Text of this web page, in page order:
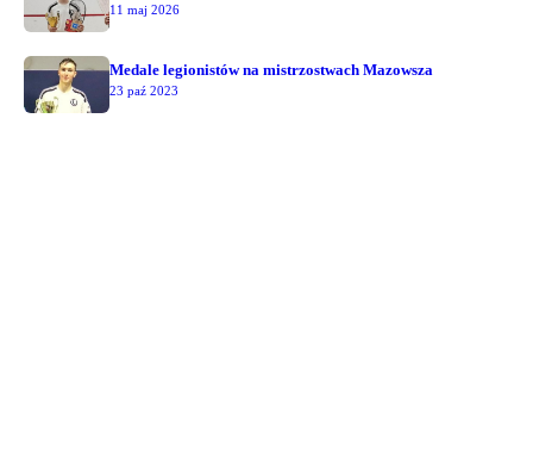
11 maj 2026
Medale legionistów na mistrzostwach Mazowsza
23 paź 2023